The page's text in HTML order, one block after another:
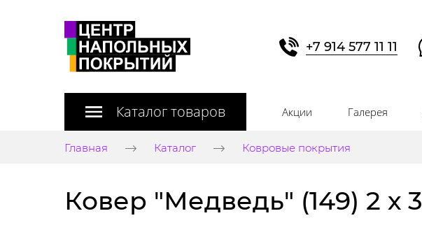
+7 914 577 11 11
Каталог товаров Акции Галерея
Главная Каталог Ковровые покрытия
Ковер "Медведь" (149) 2 х 3